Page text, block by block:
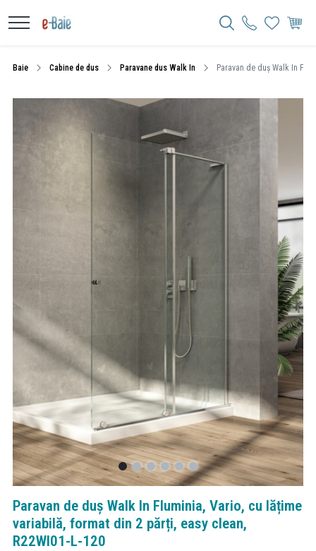
Baie Cabine de dus Paravane dus Walk In Paravan de duș Walk In
Paravan de duș Walk In Fluminia, Vario, cu lățime
variabilă, format din 2 părți, easy clean,
R22WI01-L-120